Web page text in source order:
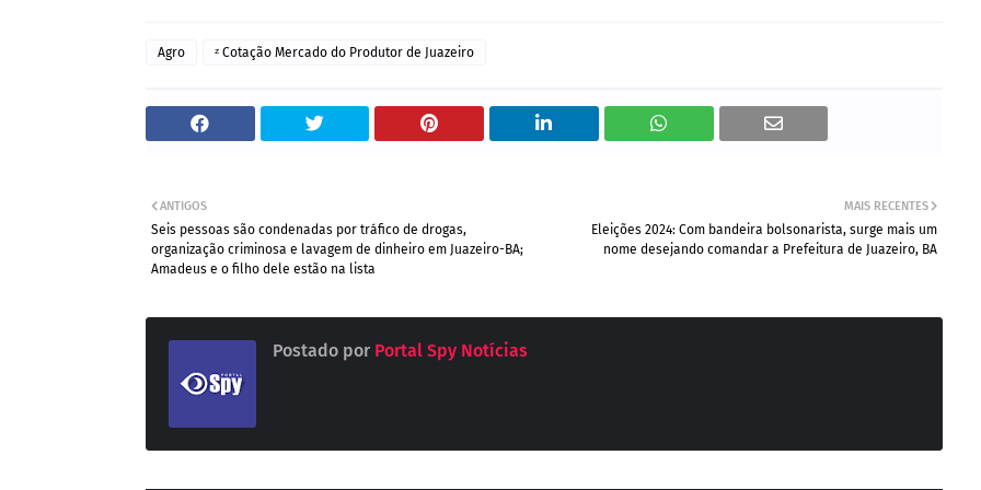
Agro ᶻ Cotação Mercado do Produtor de Juazeiro
MAIS RECENTES
Eleições 2024: Com bandeira bolsonarista, surge mais um
nome desejando comandar a Prefeitura de Juazeiro, BA
ANTIGOS
Seis pessoas são condenadas por tráfico de drogas,
organização criminosa e lavagem de dinheiro em Juazeiro-BA;
Amadeus e o filho dele estão na lista
Postado por Portal Spy Notícias